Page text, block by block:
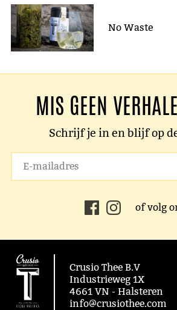
No Waste
MIS GEEN
Schrijf je in en blijf op
of volg
Crusio Thee B.V
Industrieweg 1X
4661 VN - Halsteren
info@crusiothee.com